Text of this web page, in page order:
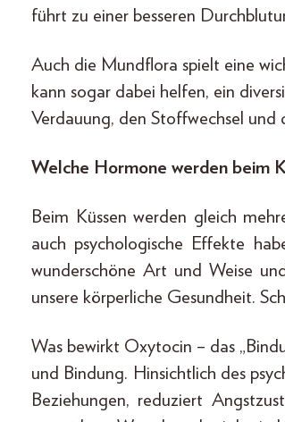
führt zu einer besseren
Auch die Mundflora spielt eine
kann sogar dabei helfen, ein
Verdauung, den Stoffwechsel und
Welche Hormone werden beim
Beim Küssen werden gleich
auch psychologische Effekte
wunderschöne Art und Weise
unsere körperliche Gesundheit.
Was bewirkt Oxytocin – das
und Bindung. Hinsichtlich des
Beziehungen, reduziert